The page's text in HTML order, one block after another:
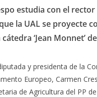
estudia con el
la UAL se proyecte
cátedra ‘Jean Monnet’
y presidenta de la
Europeo, Carmen
de Agricultura del PP